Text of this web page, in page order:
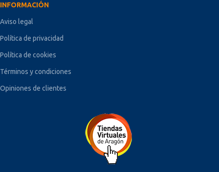
INFORMACIÓN
Aviso legal
Política de privacidad
Política de cookies
Términos y condiciones
Opiniones de clientes